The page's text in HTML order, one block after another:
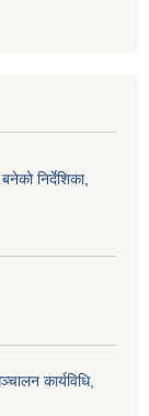
निर्देशिका,
कार्यविधि,